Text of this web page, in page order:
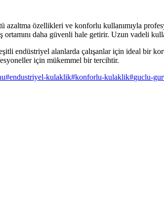
özellikleri ve konforlu kullanımıyla
ortamını daha güvenli hale getirir. Uzun vadeli
endüstriyel alanlarda çalışanlar için ideal bir
için mükemmel bir tercihtir.
#endustriyel-kulaklik#konforlu-kulaklik#guclu-